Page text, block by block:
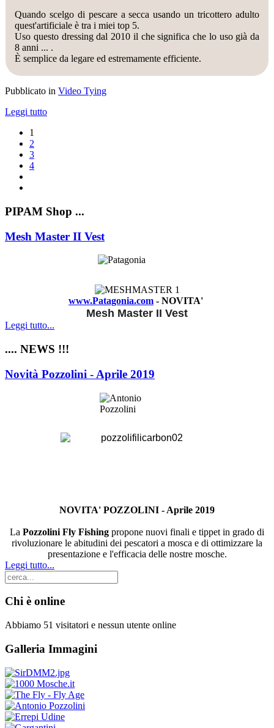
Quando scelgo di pescare a secca usando un tricottero adulto
quest'artificiale è tra i miei top 5.
Uso questo dressing dal 2010 il che significa che lo uso già da
8 anni ... .
È semplice da legare ed estremamente efficiente.
Pubblicato in Video Tying
Leggi tutto
1
2
3
4
PIPAM Shop ...
Mesh Master II Vest
www.Patagonia.com - NOVITA'
Mesh Master II Vest
Leggi tutto...
.... NEWS !!!
Novità Pozzolini - Aprile 2019
NOVITA' POZZOLINI - Aprile 2019
La Pozzolini Fly Fishing propone nuovi finali e tippet in grado di
rivoluzionare le abitudini dei pescatori a mosca e di ottimizzare la
presentazione e l'efficacia delle nostre mosche.
Leggi tutto...
Chi è online
Abbiamo 51 visitatori e nessun utente online
Galleria Immagini